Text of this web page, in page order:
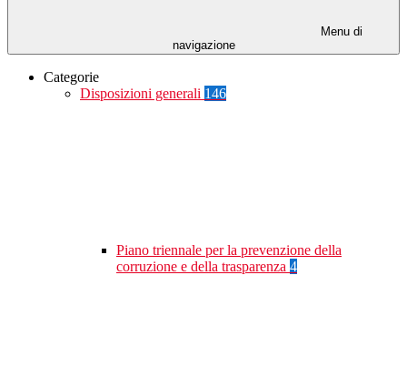
Menu di
navigazione
Categorie
Disposizioni generali 146
Piano triennale per la prevenzione della
corruzione e della trasparenza 4